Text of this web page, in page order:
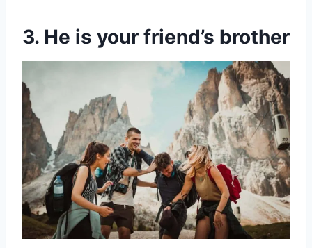
3. He is your friend’s brother